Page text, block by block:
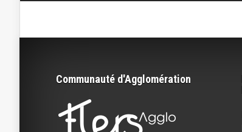
Communauté d'Agglomération